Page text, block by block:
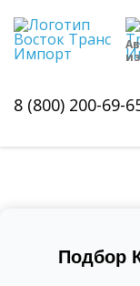
8 (800) 200-69-
Цены на
Подбор